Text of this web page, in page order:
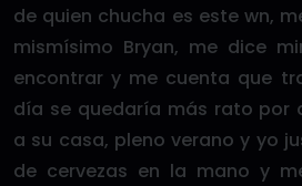
de quien chucha es este wn,
mismísimo Bryan, me dice
encontrar y me cuenta que
día se quedaría más rato por
a su casa, pleno verano y yo
de cervezas en la mano y